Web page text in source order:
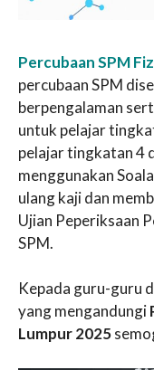
Percubaan SPM
percubaan SPM
berpengalaman
untuk pelajar
pelajar tingkatan 4
menggunakan
ulang kaji dan
Ujian Peperiksaan
SPM.
Kepada guru-guru
yang mengandungi
Lumpur 2025